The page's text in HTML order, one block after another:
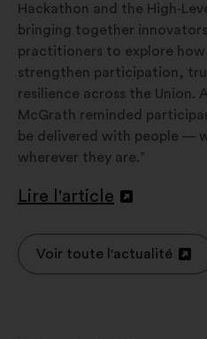
Hackathon and the
bringing together
practitioners to explore
strengthen participation,
resilience across the Union.
McGrath reminded
be delivered with people —
wherever they are.”
Lire l'article
Ouverture
un
nouvel
Voir toute l'actualité
Ouverture